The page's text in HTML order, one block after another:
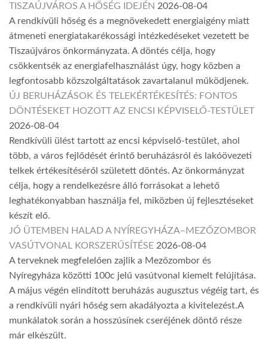
TISZAÚJVÁROS A HŐSÉG IDEJÉN 2026-08-04
A rendkívüli hőség és a megnövekedett energiaigény miatt
átmeneti energiatakarékossági intézkedéseket vezetett be
Tiszaújváros önkormányzata. A döntés célja, hogy
csökkentsék az energiafelhasználást úgy, hogy közben a
legfontosabb közszolgáltatások zavartalanul működjenek.
ÚJ BERUHÁZÁSOK ÉS TELEKÉRTÉKESÍTÉS: FONTOS
DÖNTÉSEKET HOZOTT AZ ENCSI KÉPVISELŐ-TESTÜLET
2026-08-04
Rendkívüli ülést tartott az encsi képviselő-testület, ahol
több, a város fejlődését érintő beruházásról és lakóövezeti
telkek értékesítéséről született döntés. Az önkormányzat
célja, hogy a rendelkezésre álló forrásokat a lehető
leghatékonyabban használja fel, miközben új fejlesztéseket
készít elő.
JÓ ÜTEMBEN HALAD A NYÍREGYHÁZA–MEZŐZOMBOR
VASÚTVONAL KORSZERŰSÍTÉSE 2026-08-04
A terveknek megfelelően zajlik a Mezőzombor és
Nyíregyháza közötti 100c jelű vasútvonal kiemelt felújítása.
A május végén elindított beruházás augusztus végéig tart, és
a rendkívüli nyári hőség sem akadályozta a kivitelezést.A
munkálatok során a hosszúsínek cseréjének döntő része
már elkészült.